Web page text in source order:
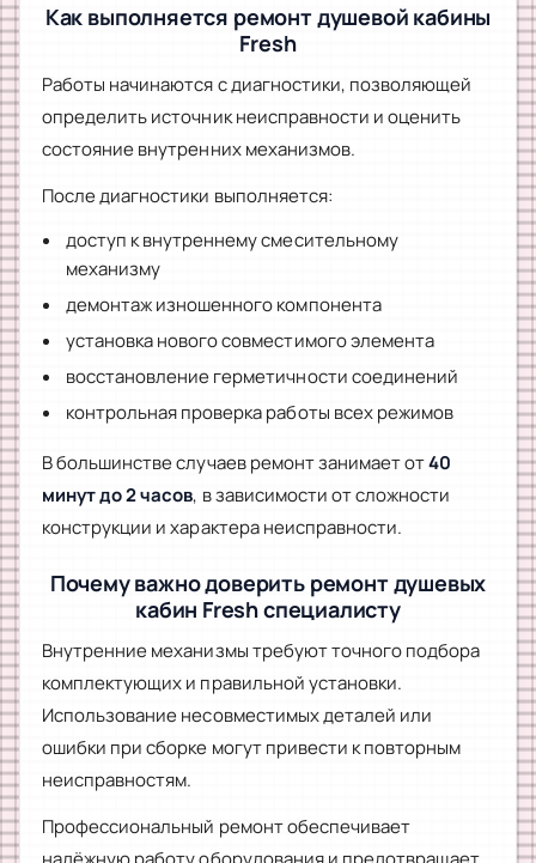
Как выполняется ремонт душевой кабины
Fresh
Работы начинаются с диагностики, позволяющей
определить источник неисправности и оценить
состояние внутренних механизмов.
После диагностики выполняется:
доступ к внутреннему смесительному
механизму
демонтаж изношенного компонента
установка нового совместимого элемента
восстановление герметичности соединений
контрольная проверка работы всех режимов
В большинстве случаев ремонт занимает от40
минут до 2 часов, в зависимости от сложности
конструкции и характера неисправности.
Почему важно доверить ремонт душевых
кабин Fresh специалисту
Внутренние механизмы требуют точного подбора
комплектующих и правильной установки.
Использование несовместимых деталей или
ошибки при сборке могут привести к повторным
неисправностям.
Профессиональный ремонт обеспечивает